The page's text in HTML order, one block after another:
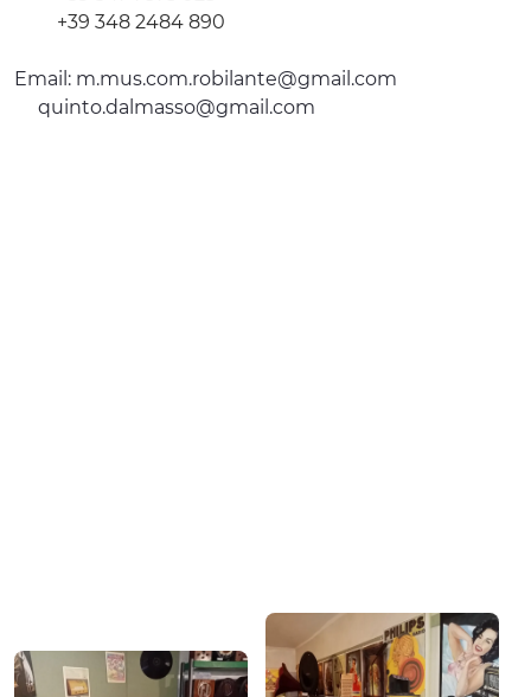
+39 348 2484 890
Email: m.mus.com.robilante@gmail.com
quinto.dalmasso@gmail.com